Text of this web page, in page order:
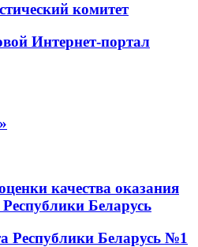
комитет
Интернет-портал
качества оказания
Беларусь
Республики Беларусь №1